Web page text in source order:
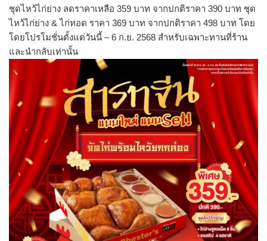
ชุดไหว้ไก่ย่าง ลดราคาเหลือ 359 บาท จากปกติราคา 390 บาท ชุด
ไหว้ไก่ย่าง & ไก่ทอด ราคา 369 บาท จากปกติราคา 498 บาท โดย
โดยโปรโมชั่นตั้งแต่วันนี้ – 6 ก.ย. 2568 สำหรับเฉพาะทานที่ร้าน
และนำกลับเท่านั้น